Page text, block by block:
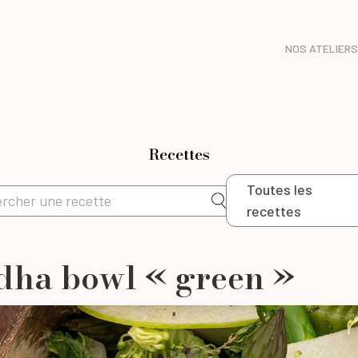
NOS ATELIERS
Recettes
Toutes les
recettes
bowl « green »